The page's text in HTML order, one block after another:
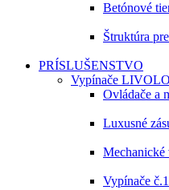
Betónové
Štruktúra
PRÍSLUŠENSTVO
Vypínače LIVOLO
Ovládače a
Luxusné
Mechanické
Vypínače